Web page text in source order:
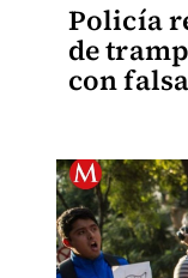
Policía
de
con